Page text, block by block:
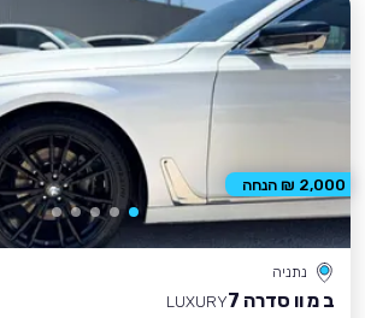
נתניה
ב מ וו סדרה 7
LUXURY
2,000 ₪ הנחה